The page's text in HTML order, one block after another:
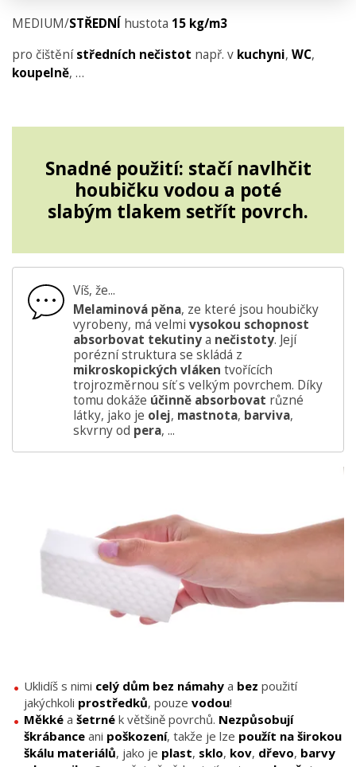
MEDIUM/STŘEDNÍ hustota 15 kg/m3
pro čištěnístředních nečistot např. v kuchyni, WC,
koupelně, …
Snadné použití: stačí navlhčit
houbičku vodou a poté
slabým tlakem setřít povrch.
Víš, že...
Melaminová pěna, ze které jsou houbičky
vyrobeny, má velmi vysokou schopnost
absorbovat tekutinya nečistoty. Její
porézní struktura se skládá z
mikroskopických vláken tvořících
trojrozměrnou síť s velkým povrchem. Díky
tomu dokáže účinně absorbovat různé
látky, jako je olej, mastnota, barviva,
skvrny od pera, ...
Uklidíš s nimi celý dům bez námahy a bez použití
jakýchkoli prostředků, pouze vodou!
Měkké a šetrné k většině povrchů. Nezpůsobují
škrábance ani poškození, takže je lze použít na širokou
škálu materiálů, jako je plast, sklo, kov, dřevo, barvy